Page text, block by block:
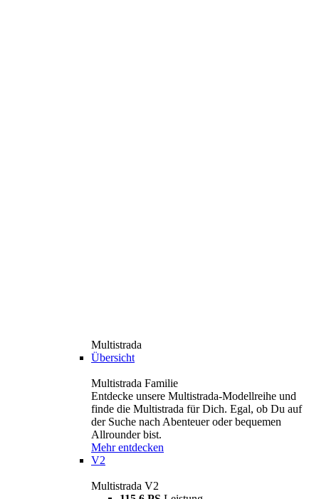
Multistrada
Übersicht
Multistrada Familie
Entdecke unsere Multistrada-Modellreihe und
finde die Multistrada für Dich. Egal, ob Du auf
der Suche nach Abenteuer oder bequemen
Allrounder bist.
Mehr entdecken
V2
Multistrada V2